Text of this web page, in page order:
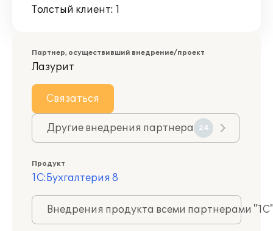
Толстый клиент: 1
Партнер, осуществивший внедрение/проект
Лазурит
Связаться
Другие внедрения партнера 24
Продукт
1С:Бухгалтерия 8
Внедрения продукта всеми партнерами